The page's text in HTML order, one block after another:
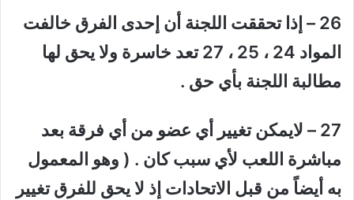
26 – إذا تحققت اللجنة أن إحدى الفرق خالفت
المواد 24 ، 25 ، 27 تعد خاسرة ولا يحق لها
مطالبة اللجنة بأي حق .
27 – لايمكن تغيير أي عضو من أي فرقة بعد
مباشرة اللعب لأي سبب كان . ( وهو المعمول
به أيضاً من قبل الاتحادات إذ لا يحق للفرق تغيير